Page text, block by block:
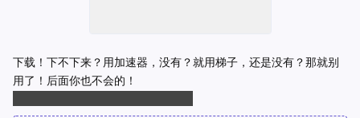
下载！下不下来？用加速器，没有？就用梯子，还是没有？那就别
用了！后面你也不会的！